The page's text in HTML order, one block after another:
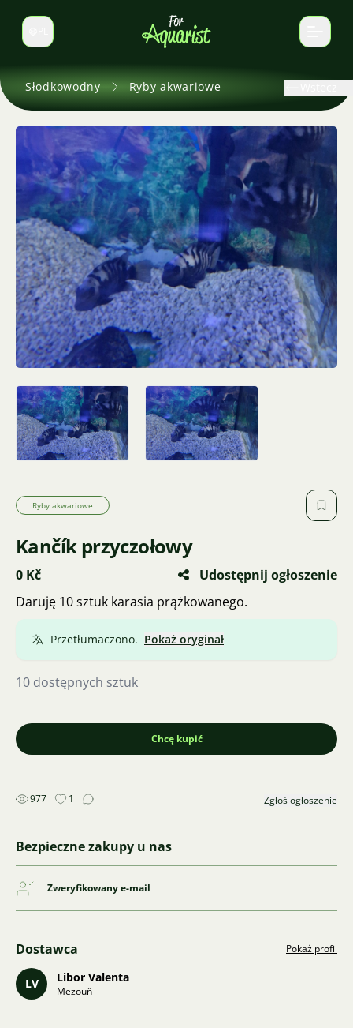
Zmień język
Słodkowodny Ryby akwariowe
Ryby akwariowe
Kančík przyczołowy
0 Kč
Udostępnij ogłoszenie
Daruję 10 sztuk karasia prążkowanego.
Przetłumaczono. Pokaż oryginał
10 dostępnych sztuk
Chcę kupić
977 1 Zgłoś ogłoszenie
Bezpieczne zakupy u nas
Zweryfikowany e-mail
Dostawca Pokaż profil
LV Libor Valenta
Mezouň